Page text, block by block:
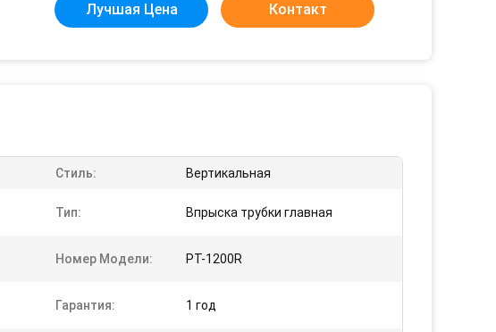
Лучшая Цена Контакт
Стиль: Вертикальная
Тип: Впрыска трубки главная
Номер Модели: PT-1200R
Гарантия: 1 год